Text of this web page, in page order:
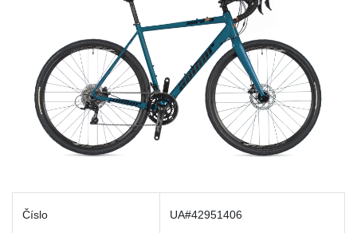
Číslo UA#42951406